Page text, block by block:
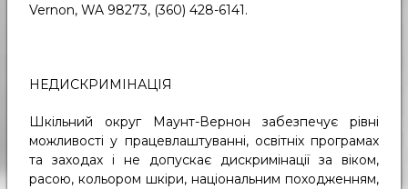
Vernon, WA 98273, (360) 428-6141.
НЕДИСКРИМІНАЦІЯ
Шкільний округ Маунт-Вернон забезпечує рівні
можливості у працевлаштуванні, освітніх програмах
та заходах і не допускає дискримінації за віком,
расою, кольором шкіри, національним походженням,